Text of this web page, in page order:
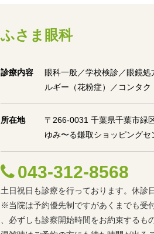
ふさま眼科
診療内容
眼科一般／学校検診／眼鏡
ルギー（花粉症）／コンタク
所在地
〒266-0031 千葉県千葉市緑
ゆみ〜る鎌取ショッピングセ
043-312-8568
土日祝日も診療を行っております。休診
※当院は予約優先制ですがあくまでも受
、必ずしも診察開始時間をお約束するも